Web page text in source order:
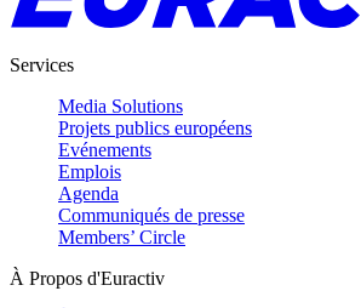
Services
Media Solutions
Projets publics européens
Evénements
Emplois
Agenda
Communiqués de presse
Members’ Circle
À Propos d'Euractiv